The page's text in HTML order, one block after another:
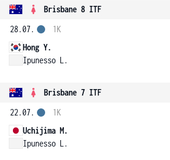
Brisbane 8 ITF
28.07.
Hong Y.
Ipunesso L.
1K
Brisbane 7 ITF
22.07.
Uchijima M.
Ipunesso L.
1K